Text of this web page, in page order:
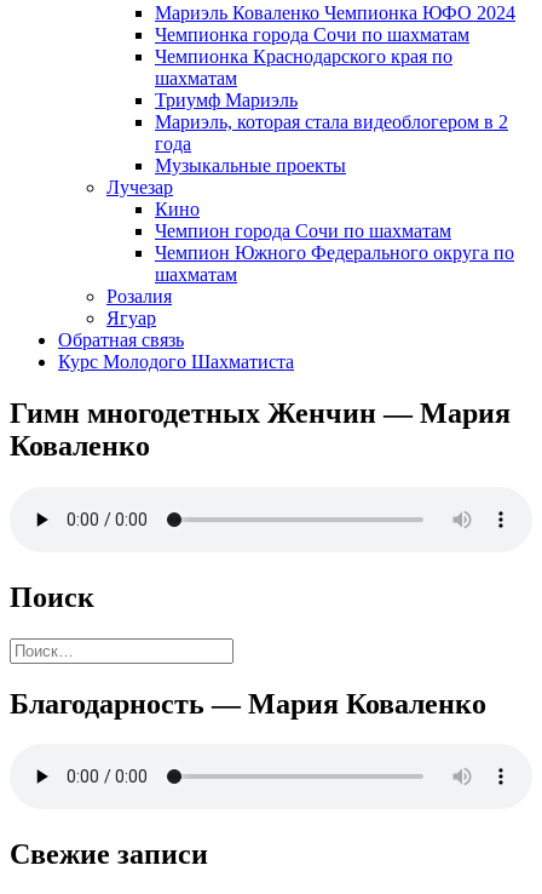
Мариэль Коваленко Чемпионка ЮФО 2024
Чемпионка города Сочи по шахматам
Чемпионка Краснодарского края по
шахматам
Триумф Мариэль
Мариэль, которая стала видеоблогером в 2
года
Музыкальные проекты
Лучезар
Кино
Чемпион города Сочи по шахматам
Чемпион Южного Федерального округа по
шахматам
Розалия
Ягуар
Обратная связь
Курс Молодого Шахматиста
Гимн многодетных Женчин — Мария
Коваленко
Поиск
Найти:
Благодарность — Мария Коваленко
Свежие записи